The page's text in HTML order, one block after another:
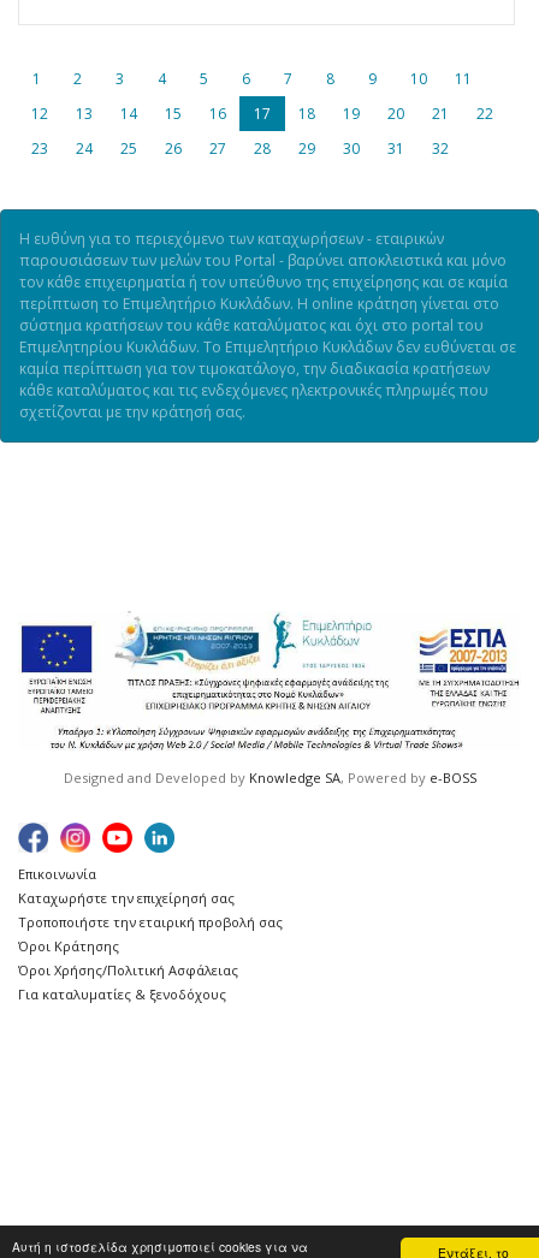
Εντάξει, το
Αυτή η ιστοσελίδα χρησιμοποιεί cookies για να
1 2 3 4 5 6 7 8 9 10
11
12
13 14 15 16 17 18 19 20 21
22
23
24 25 26 27 28 29 30 31 32
Η ευθύνη για το περιεχόμενο των καταχωρήσεων - εταιρικών
παρουσιάσεων των μελών του Portal - βαρύνει αποκλειστικά και μόνο
τον κάθε επιχειρηματία ή τον υπεύθυνο της επιχείρησης και σε καμία
περίπτωση το Επιμελητήριο Κυκλάδων. Η online κράτηση γίνεται στο
σύστημα κρατήσεων του κάθε καταλύματος και όχι στο portal του
Επιμελητηρίου Κυκλάδων. Το Επιμελητήριο Κυκλάδων δεν ευθύνεται σε
καμία περίπτωση για τον τιμοκατάλογο, την διαδικασία κρατήσεων
κάθε καταλύματος και τις ενδεχόμενες ηλεκτρονικές πληρωμές που
σχετίζονται με την κράτησή σας.
Designed and Developed by Knowledge SA, Powered by e-BOSS
Επικοινωνία
Καταχωρήστε την επιχείρησή σας
Τροποποιήστε την εταιρική προβολή σας
Όροι Κράτησης
Όροι Χρήσης/Πολιτική Ασφάλειας
Για καταλυματίες & ξενοδόχους